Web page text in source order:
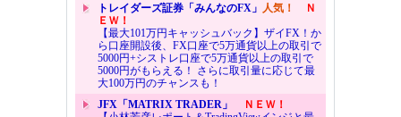
トレイダーズ証券「みんなのFX」 人気！
Ｎ
ＥＷ！
【最大101万円キャッシュバック】ザイFX！か
ら口座開設後、FX口座で5万通貨以上の取引で
5000円+シストレ口座で5万通貨以上の取引で
5000円がもらえる！ さらに取引量に応じて最
大100万円のチャンスも！
JFX「MATRIX TRADER」
ＮＥＷ！